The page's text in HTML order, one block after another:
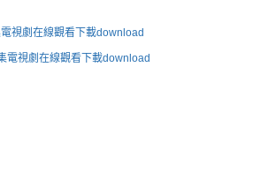
視劇在線觀看下載download
電視劇在線觀看下載download